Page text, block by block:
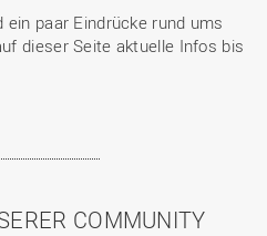
paar Eindrücke rund ums
dieser Seite aktuelle Infos bis
COMMUNITY